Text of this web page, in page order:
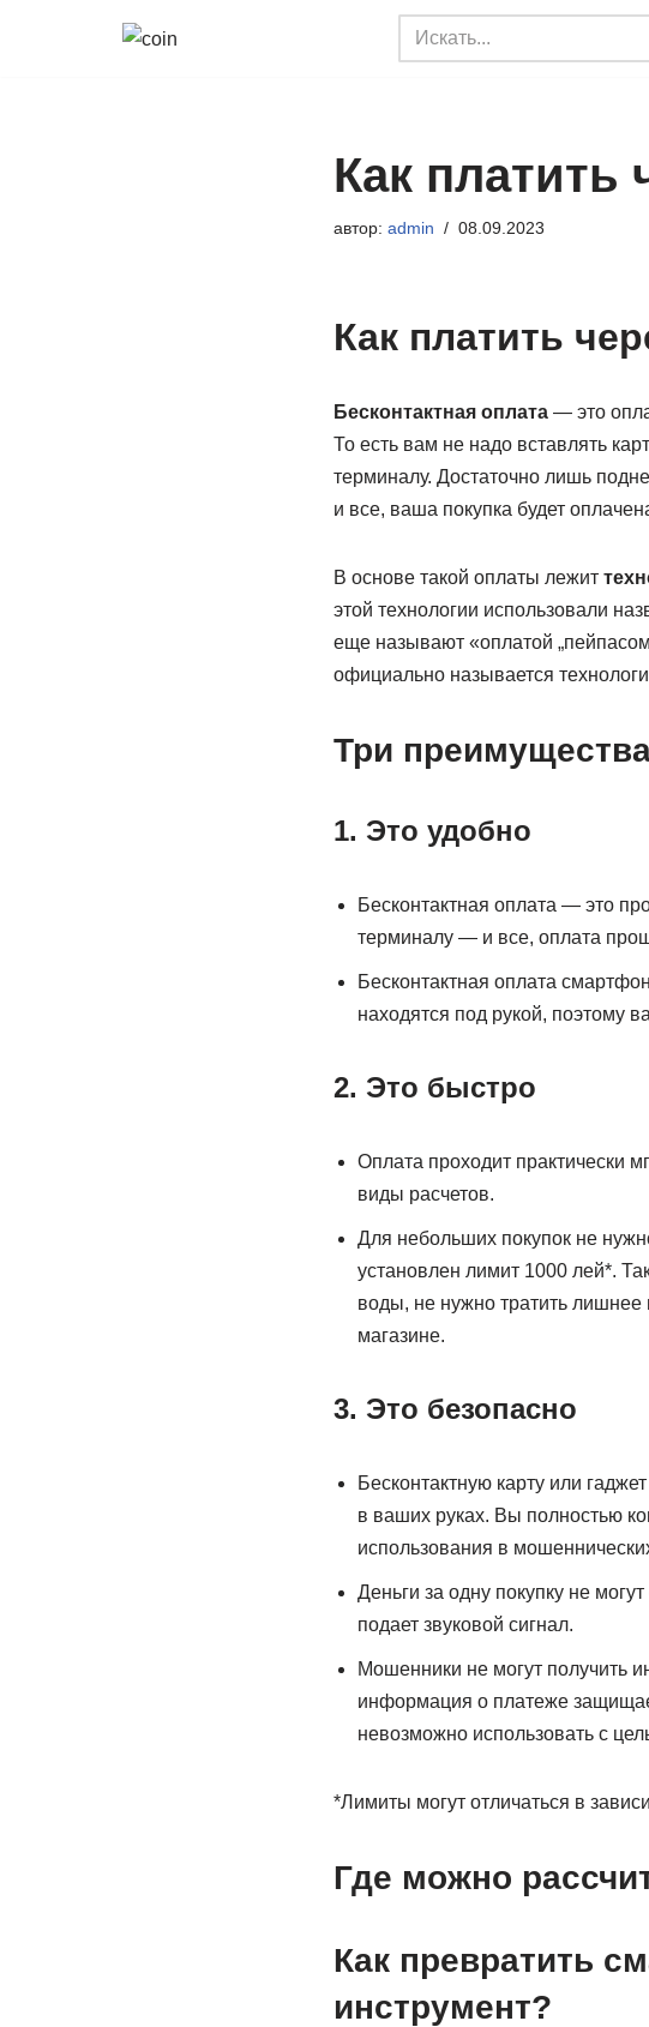
Как платить
автор: admin 08.09.2023
Как платить
Бесконтактная оплата— это
То есть вам не надо вставлять
терминалу. Достаточно лишь
и все, ваша покупка будет
В основе такой оплаты лежит
этой технологии использовали
еще называют «оплатой
официально называется
Три
1. Это удобно
Бесконтактная оплата — это
терминалу — и все, оплата
Бесконтактная оплата
находятся под рукой, поэтому
2. Это быстро
Оплата проходит практически
виды расчетов.
Для небольших покупок не
установлен лимит 1000 лей*.
воды, не нужно тратить
магазине.
3. Это безопасно
Бесконтактную карту или
в ваших руках. Вы полностью
использования в
Деньги за одну покупку не
подает звуковой сигнал.
Мошенники не могут получить
информация о платеже
невозможно использовать с
*Лимиты могут отличаться в
Где можно
Как превратить
инструмент?